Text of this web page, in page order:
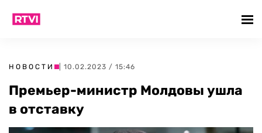
НОВОСТИ | 10.02.2023 / 15:46
Премьер-министр Молдовы ушла
в отставку